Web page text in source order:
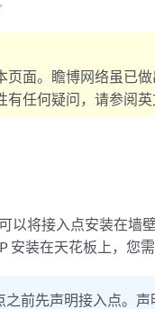
面。瞻博网络虽已
任何疑问，请参阅
以将接入点安装在墙
安装在天花板上，您
前先声明接入点。